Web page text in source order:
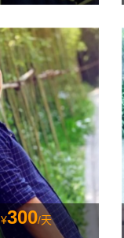
¥300/天